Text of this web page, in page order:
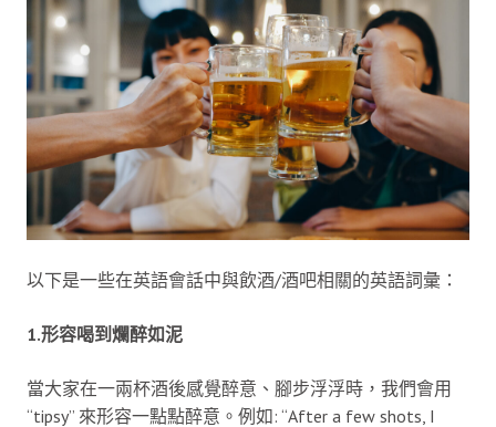
以下是一些在英語會話中與飲酒/酒吧相關的英語詞彙：
1.形容喝到爛醉如泥
當大家在一兩杯酒後感覺醉意、腳步浮浮時，我們會用
“tipsy” 來形容一點點醉意。例如: “After a few shots, I